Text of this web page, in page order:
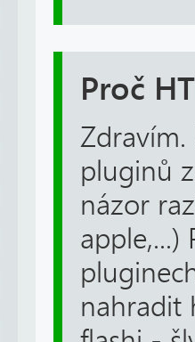
Proč
pluginů
názor
apple,...)
nahradit